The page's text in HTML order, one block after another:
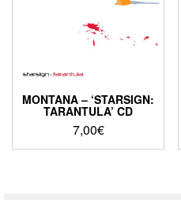
MONTANA – ‘STARSIGN:
TARANTULA’ CD
7,00€